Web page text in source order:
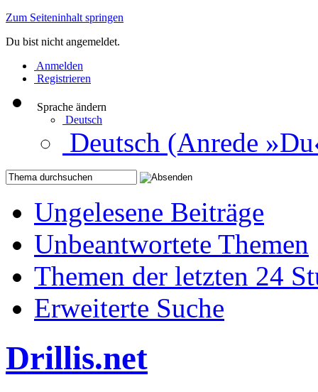
Zum Seiteninhalt springen
Du bist nicht angemeldet.
Anmelden
Registrieren
Sprache ändern
Deutsch
Deutsch (Anrede
Ungelesene Beiträge
Unbeantwortete Themen
Themen der letzten 24
Erweiterte Suche
Drillis.net